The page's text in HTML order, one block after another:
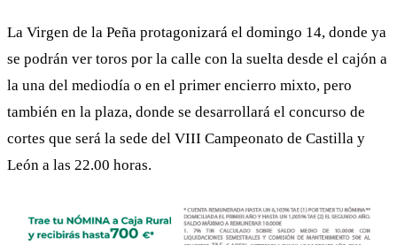
La Virgen de la Peña protagonizará el domingo 14, donde ya
se podrán ver toros por la calle con la suelta desde el cajón a
la una del mediodía o en el primer encierro mixto, pero
también en la plaza, donde se desarrollará el concurso de
cortes que será la sede del VIII Campeonato de Castilla y
León a las 22.00 horas.